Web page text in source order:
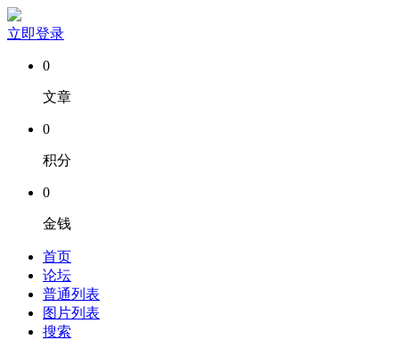
立即登录
0
文章
0
积分
0
金钱
首页
论坛
普通列表
图片列表
搜索